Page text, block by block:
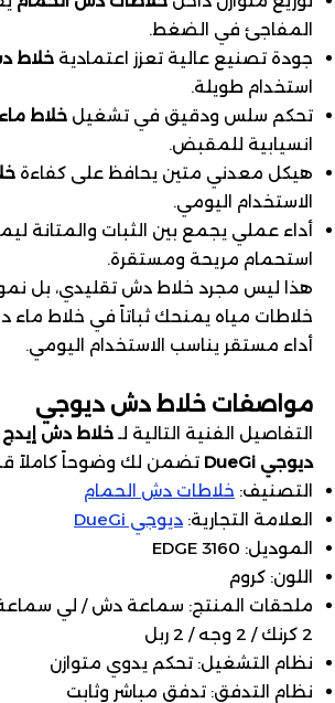
المفاجئ في الضغط.
جودة تصنيع عالية تعزز اعتمادية خلاط
استخدام طويلة.
تحكم سلس ودقيق في تشغيل خلاط ماء
انسيابية للمقبض.
هيكل معدني متين يحافظ على كفاءة
الاستخدام اليومي.
أداء عملي يجمع بين الثبات والمتانة
استحمام مريحة ومستقرة.
هذا ليس مجرد خلاط دش تقليدي، بل
خلاطات مياه يمنحك ثباتاً في خلاط ماء
أداء مستقر يناسب الاستخدام اليومي.
مواصفات خلاط دش ديوجي
التفاصيل الفنية التالية لـ
ديوجي DueGi
تضمن لك وضوحاً كاملاً
التصنيف: خلاطات دش الحمام
العلامة التجارية: ديوجي DueGi
الموديل: EDGE 3160
اللون: كروم
ملحقات المنتج: سماعة دش / لي
2 كرنك / 2 وجه / 2 ربل
نظام التشغيل: تحكم يدوي متوازن
نظام التدفق: تدفق مباشر وثابت